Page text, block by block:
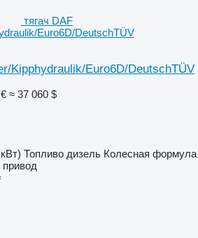
тягач DAF
Euro6D/DeutschTÜV
Kipphydraulik/Euro6D/DeutschTÜV
≈ 37 060 $
Топливо дизель Колесная формула
привод